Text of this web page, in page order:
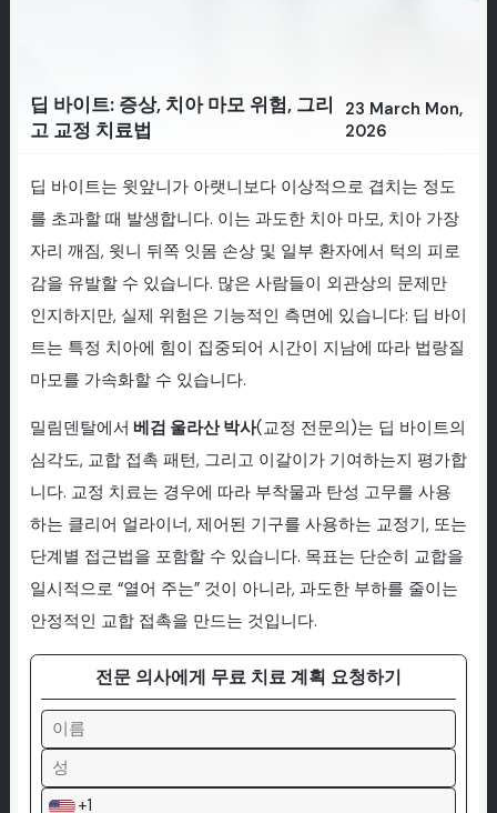
딥 바이트: 증상, 치아 마모 위험, 그리
고 교정 치료법
23 March Mon,
2026
딥 바이트는 윗앞니가 아랫니보다 이상적으로 겹치는 정도
를 초과할 때 발생합니다. 이는 과도한 치아 마모, 치아 가장
자리 깨짐, 윗니 뒤쪽 잇몸 손상 및 일부 환자에서 턱의 피로
감을 유발할 수 있습니다. 많은 사람들이 외관상의 문제만
인지하지만, 실제 위험은 기능적인 측면에 있습니다: 딥 바이
트는 특정 치아에 힘이 집중되어 시간이 지남에 따라 법랑질
마모를 가속화할 수 있습니다.
밀림덴탈에서 베검 울라산 박사(교정 전문의)는 딥 바이트의
심각도, 교합 접촉 패턴, 그리고 이갈이가 기여하는지 평가합
니다. 교정 치료는 경우에 따라 부착물과 탄성 고무를 사용
하는 클리어 얼라이너, 제어된 기구를 사용하는 교정기, 또는
단계별 접근법을 포함할 수 있습니다. 목표는 단순히 교합을
일시적으로 “열어 주는” 것이 아니라, 과도한 부하를 줄이는
안정적인 교합 접촉을 만드는 것입니다.
전문 의사에게 무료 치료 계획 요청하기
+1